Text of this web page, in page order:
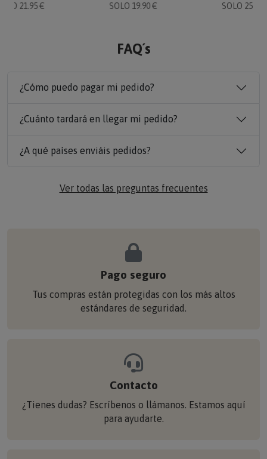
21.95 €
SOLO 19.90 €
SOLO 25.90
FAQ´s
¿Cómo puedo pagar mi pedido?
¿Cuánto tardará en llegar mi pedido?
¿A qué países enviáis pedidos?
Ver todas las preguntas frecuentes
Pago seguro
Tus compras están protegidas con los más altos
estándares de seguridad.
Contacto
¿Tienes dudas? Escríbenos o llámanos. Estamos aquí
para ayudarte.